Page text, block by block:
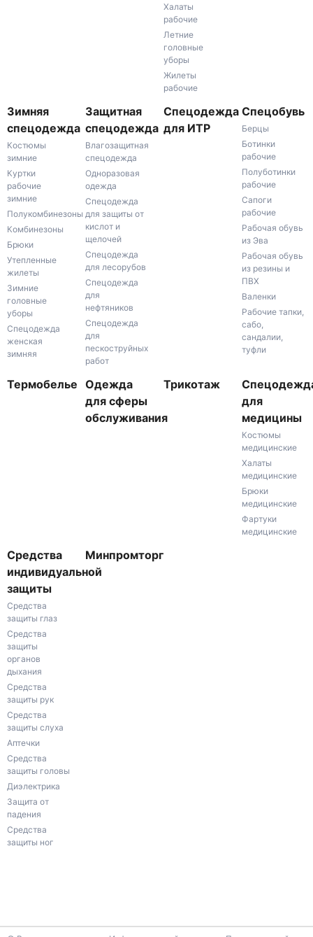
Халаты
рабочие
Летние
головные
уборы
Жилеты
рабочие
Зимняя
спецодежда
Костюмы
зимние
Куртки
рабочие
зимние
Полукомбинезоны
Комбинезоны
Брюки
Утепленные
жилеты
Зимние
головные
уборы
Спецодежда
женская
зимняя
Защитная
спецодежда
Влагозащитная
спецодежда
Одноразовая
одежда
Спецодежда
для защиты от
кислот и
щелочей
Спецодежда
для лесорубов
Спецодежда
для
нефтяников
Спецодежда
для
пескоструйных
работ
Спецодежда
для ИТР
Спецобувь
Берцы
Ботинки
рабочие
Полуботинки
рабочие
Сапоги
рабочие
Рабочая обувь
из Эва
Рабочая обувь
из резины и
ПВХ
Валенки
Рабочие тапки,
сабо,
сандалии,
туфли
Термобелье Одежда
для сферы
обслуживания
Трикотаж
для
медицины
Костюмы
медицинские
Халаты
медицинские
Брюки
медицинские
Фартуки
медицинские
Средства
индивидуальной
защиты
Средства
защиты глаз
Средства
защиты
органов
дыхания
Средства
защиты рук
Средства
защиты слуха
Аптечки
Средства
защиты головы
Диэлектрика
Защита от
падения
Средства
защиты ног
Минпромторг